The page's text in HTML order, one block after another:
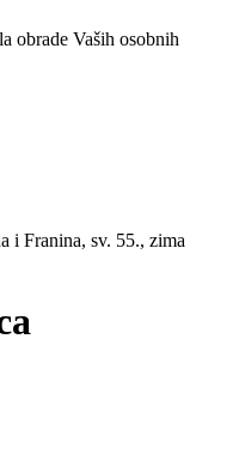
obrade Vaših osobnih
i Franina, sv. 55., zima